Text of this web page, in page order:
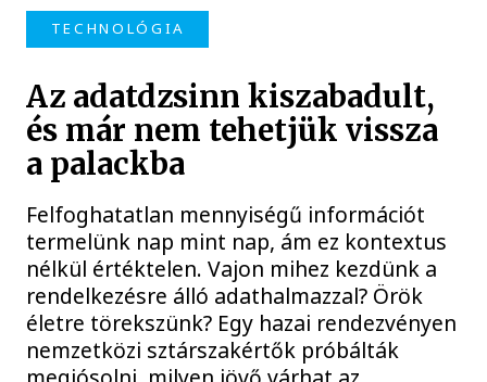
TECHNOLÓGIA
Az adatdzsinn kiszabadult,
és már nem tehetjük vissza
a palackba
Felfoghatatlan mennyiségű információt
termelünk nap mint nap, ám ez kontextus
nélkül értéktelen. Vajon mihez kezdünk a
rendelkezésre álló adathalmazzal? Örök
életre törekszünk? Egy hazai rendezvényen
nemzetközi sztárszakértők próbálták